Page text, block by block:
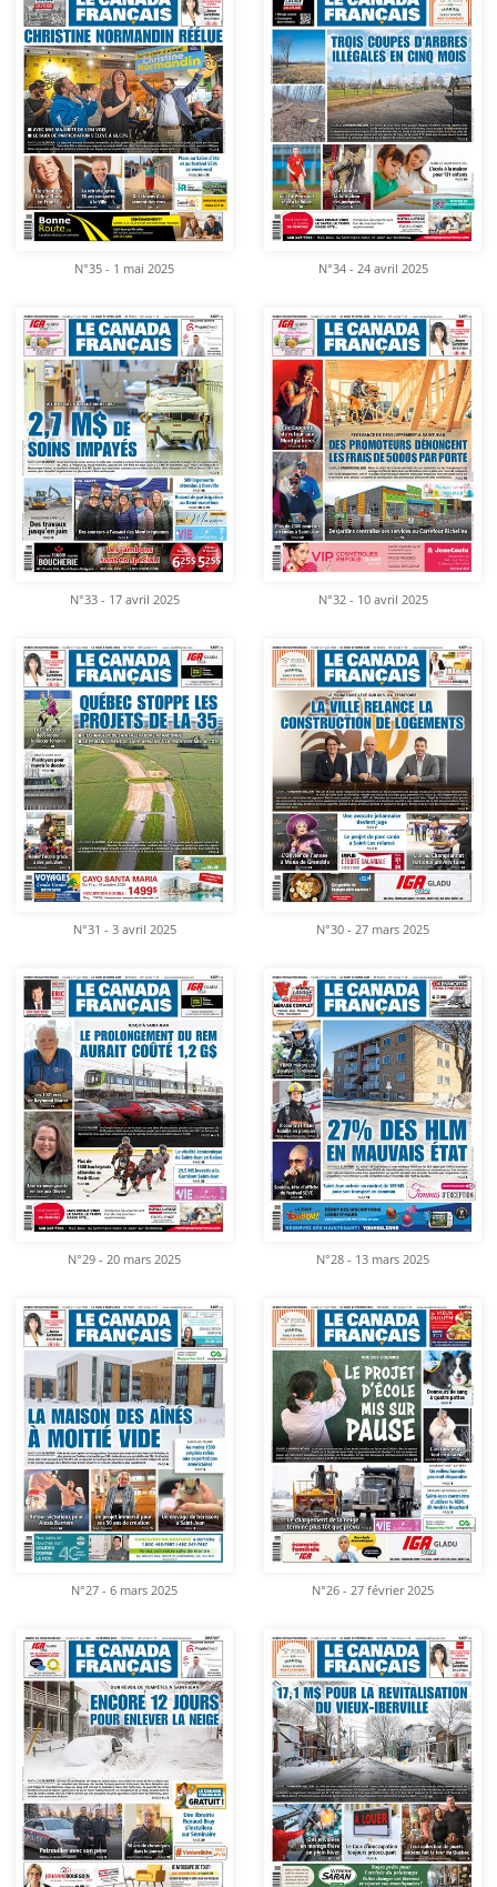
N°35 - 1 mai 2025 N°34 - 24 avril 2025
N°33 - 17 avril 2025 N°32 - 10 avril 2025
N°31 - 3 avril 2025 N°30 - 27 mars 2025
N°29 - 20 mars 2025 N°28 - 13 mars 2025
N°27 - 6 mars 2025 N°26 - 27 février 2025